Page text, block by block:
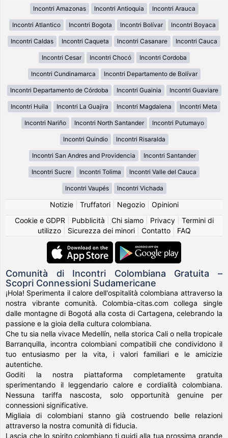
Incontri Amazonas Incontri Antioquia Incontri Arauca
Incontri Atlantico Incontri Bogota Incontri Bolívar Incontri Boyaca
Incontri Caldas Incontri Caqueta Incontri Casanare Incontri Cauca
Incontri Cesar Incontri Chocó Incontri Cordoba
Incontri Cundinamarca Incontri Departamento de Bolívar
Incontri Departamento de Córdoba Incontri Guainia Incontri Guaviare
Incontri Huila Incontri La Guajira Incontri Magdalena Incontri Meta
Incontri Nariño Incontri North Santander Incontri Putumayo
Incontri Quindio Incontri Risaralda
Incontri San Andres and Providencia Incontri Santander
Incontri Sucre Incontri Tolima Incontri Valle del Cauca
Incontri Vaupés Incontri Vichada
Notizie| Truffatori| Negozio| Opinioni
Cookie e GDPR
Pubblicità Chi siamo| Privacy| Termini di
utilizzo| Sicurezza dei minori| Contatto| FAQ
Comunità di Incontri Colombiana Gratuita –
Scopri Connessioni Sudamericane
¡Hola! Sperimenta il calore dell'ospitalità colombiana attraverso la
nostra vibrante comunità. Colombia-citas.com collega single
dalle montagne di Bogotá alla costa di Cartagena, celebrando la
passione e la gioia della cultura colombiana.
Che tu sia nella vivace Medellín, nella storica Cali o nella tropicale
Barranquilla, incontra colombiani compatibili che condividono il
tuo entusiasmo per la vita, i valori familiari e le amicizie
autentiche.
Goditi la nostra piattaforma completamente gratuita
sperimentando il leggendario calore e cordialità colombiana.
Nessuna tariffa nascosta, solo opportunità genuine per
connessioni significative.
Migliaia di colombiani stanno già costruendo belle relazioni
attraverso la nostra comunità di fiducia.
Lascia che lo spirito colombiano ti guidi alla tua prossima grande